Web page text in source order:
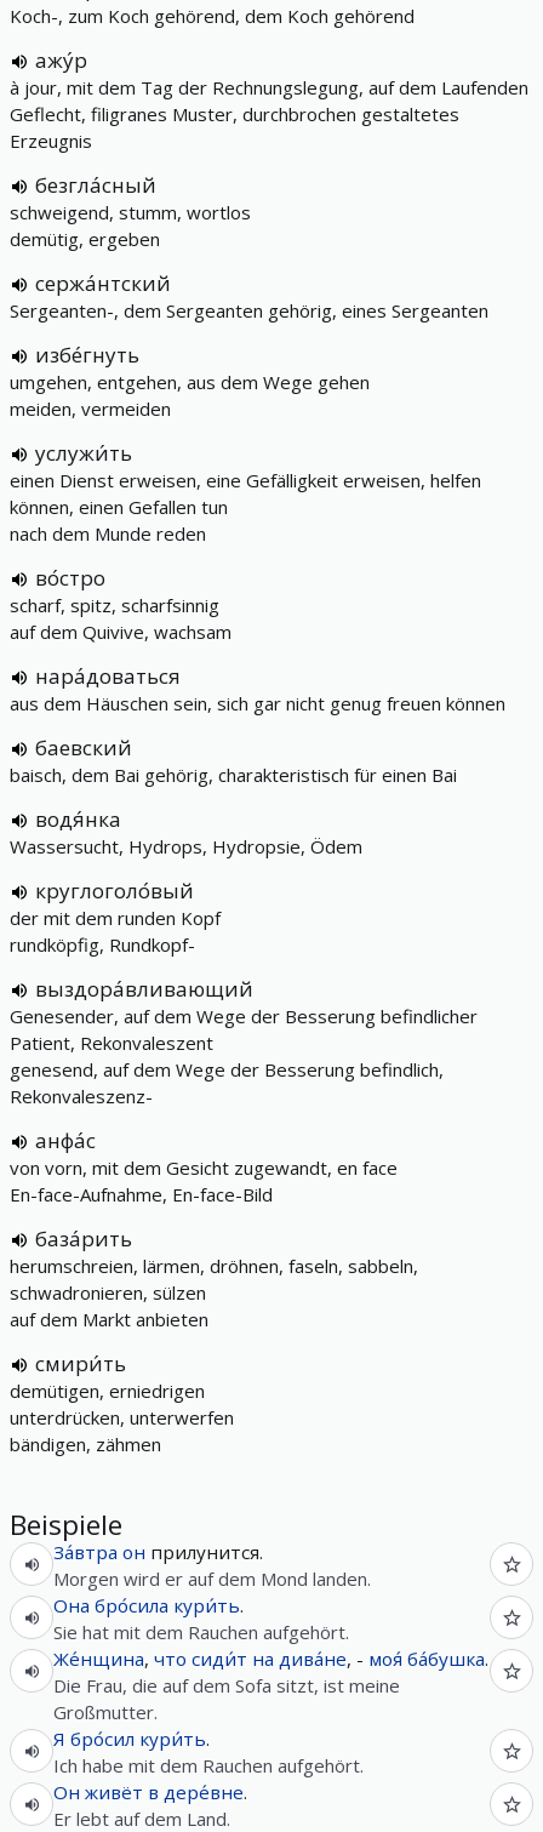
Koch-, zum Koch gehörend, dem Koch gehörend
ажу́р
à jour, mit dem Tag der Rechnungslegung, auf dem Laufenden
Geflecht, filigranes Muster, durchbrochen gestaltetes
Erzeugnis
безгла́сный
schweigend, stumm, wortlos
demütig, ergeben
сержа́нтский
Sergeanten-, dem Sergeanten gehörig, eines Sergeanten
избе́гнуть
umgehen, entgehen, aus dem Wege gehen
meiden, vermeiden
услужи́ть
einen Dienst erweisen, eine Gefälligkeit erweisen, helfen
können, einen Gefallen tun
nach dem Munde reden
во́стро
scharf, spitz, scharfsinnig
auf dem Quivive, wachsam
нара́доваться
aus dem Häuschen sein, sich gar nicht genug freuen können
баевский
baisch, dem Bai gehörig, charakteristisch für einen Bai
водя́нка
Wassersucht, Hydrops, Hydropsie, Ödem
круглоголо́вый
der mit dem runden Kopf
rundköpfig, Rundkopf-
выздора́вливающий
Genesender, auf dem Wege der Besserung befindlicher
Patient, Rekonvaleszent
genesend, auf dem Wege der Besserung befindlich,
Rekonvaleszenz-
анфа́с
von vorn, mit dem Gesicht zugewandt, en face
En-face-Aufnahme, En-face-Bild
база́рить
herumschreien, lärmen, dröhnen, faseln, sabbeln,
schwadronieren, sülzen
auf dem Markt anbieten
смири́ть
demütigen, erniedrigen
unterdrücken, unterwerfen
bändigen, zähmen
Beispiele
За́втра он прилунится.
Morgen wird er auf dem Mond landen.
Она бро́сила кури́ть.
Sie hat mit dem Rauchen aufgehört.
Же́нщина, что сиди́т на дива́не, - моя́ ба́бушка.
Die Frau, die auf dem Sofa sitzt, ist meine
Großmutter.
Я бро́сил кури́ть.
Ich habe mit dem Rauchen aufgehört.
Он живёт в дере́вне.
Er lebt auf dem Land.